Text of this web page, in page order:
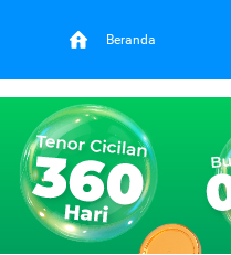
Beranda